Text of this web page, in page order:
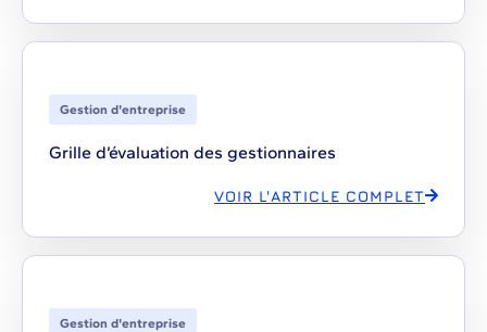
Gestion d'entreprise
Grille d’évaluation des gestionnaires
VOIR L'ARTICLE COMPLET
Gestion d'entreprise